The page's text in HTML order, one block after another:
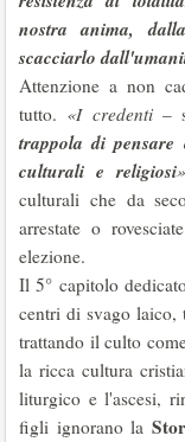
nostra anima,
scacciarlo
Attenzione a non
tutto. «I credenti –
trappola di
culturali e religiosi
culturali che da
arrestate o
elezione.
Il 5° capitolo
centri di svago laico,
trattando il culto
la ricca cultura
liturgico e l'ascesi,
figli ignorano la